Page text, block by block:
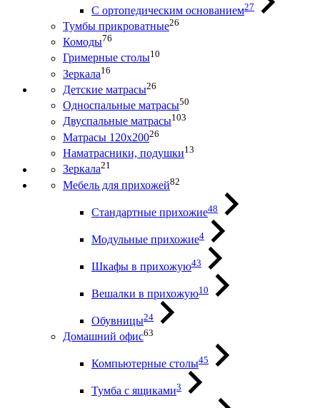
С ортопедическим основанием27
Тумбы прикроватные26
Комоды76
Гримерные столы10
Зеркала16
Детские матрасы26
Односпальные матрасы50
Двуспальные матрасы103
Матрасы 120х20026
Наматрасники, подушки13
Зеркала21
Мебель для прихожей82
Стандартные прихожие48
Модульные прихожие4
Шкафы в прихожую43
Вешалки в прихожую10
Обувницы24
Домашний офис63
Компьютерные столы45
Тумба с ящиками3